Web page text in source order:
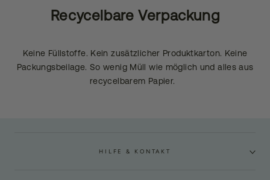
Recycelbare Verpackung
Keine Füllstoffe. Kein zusätzlicher Produktkarton. Keine
Packungsbeilage. So wenig Müll wie möglich und alles aus
recycelbarem Papier.
HILFE & KONTAKT